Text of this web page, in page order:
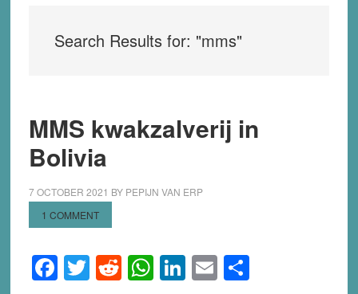
Search Results for: "mms"
MMS kwakzalverij in
Bolivia
7 OCTOBER 2021 BY PEPIJN VAN ERP
1 COMMENT
Facebook
Twitter
Reddit
WhatsApp
LinkedIn
EmailShare